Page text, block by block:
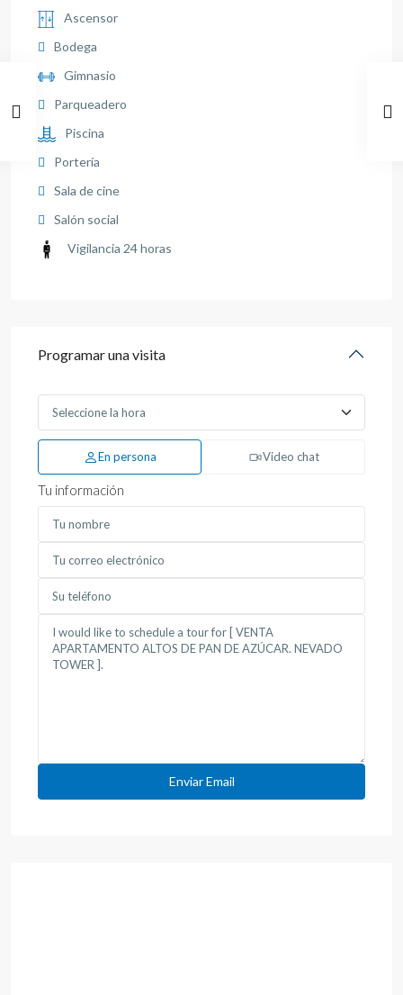
Ascensor
Bodega
Gimnasio
Parqueadero
Piscina
Portería
Sala de cine
Salón social
Vigilancia 24 horas
Programar una visita
En persona Video chat
Tu información